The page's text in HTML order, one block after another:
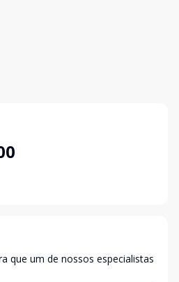
que um de nossos especialistas